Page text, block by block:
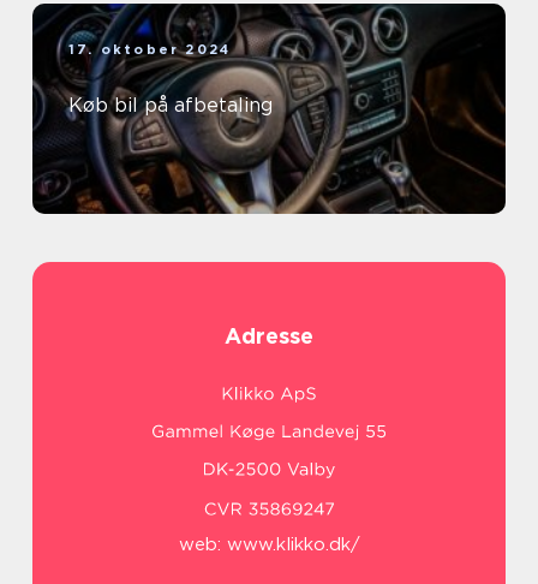
17. oktober 2024
Køb bil på afbetaling
Adresse
web: www.klikko.dk/